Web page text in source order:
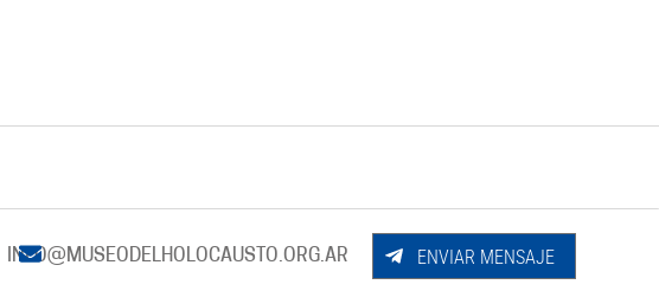
INFO@MUSEODELHOLOCAUSTO.ORG.AR ENVIAR MENSAJE